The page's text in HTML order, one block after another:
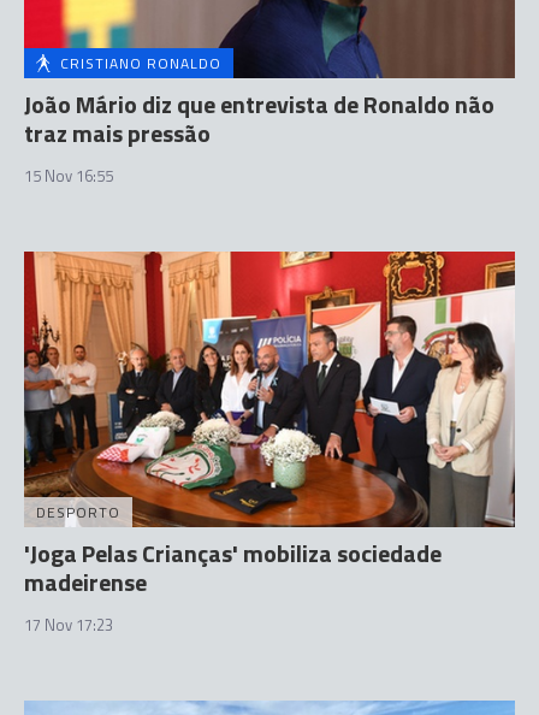
CRISTIANO RONALDO
João Mário diz que entrevista de Ronaldo não
traz mais pressão
15 Nov 16:55
DESPORTO
'Joga Pelas Crianças' mobiliza sociedade
madeirense
17 Nov 17:23